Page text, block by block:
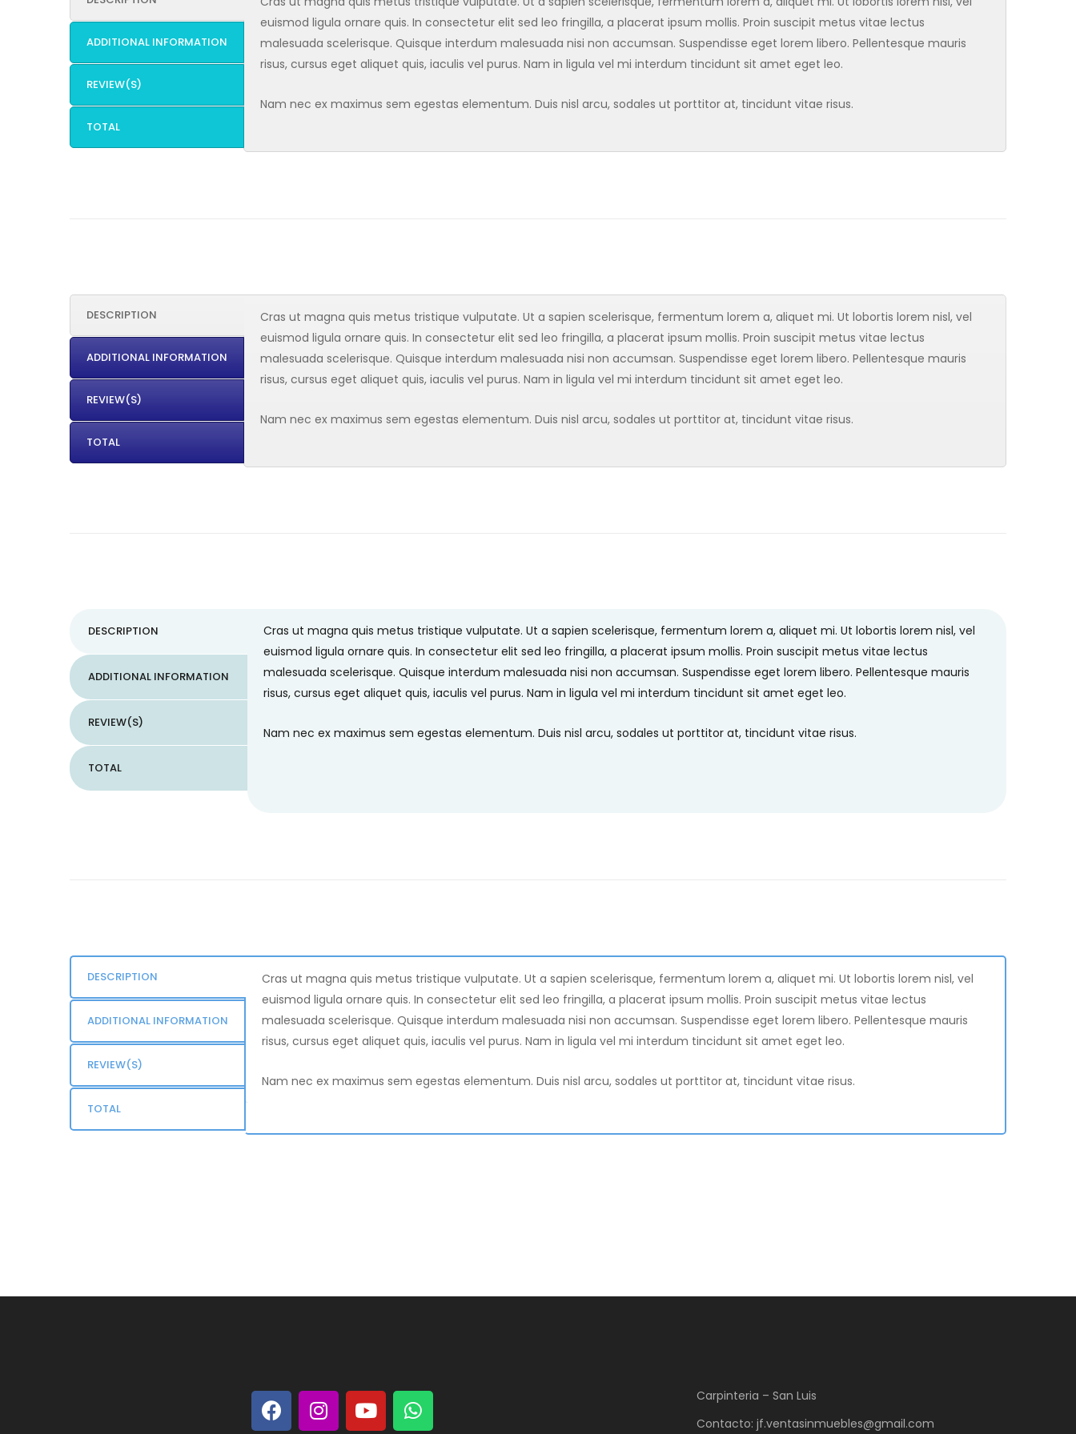
ADDITIONAL INFORMATION
REVIEW(S)
TOTAL
euismod ligula ornare quis. In consectetur elit sed leo fringilla, a placerat ipsum mollis. Proin suscipit metus vitae lectus
malesuada scelerisque. Quisque interdum malesuada nisi non accumsan. Suspendisse eget lorem libero. Pellentesque mauris
risus, cursus eget aliquet quis, iaculis vel purus. Nam in ligula vel mi interdum tincidunt sit amet eget leo.
Nam nec ex maximus sem egestas elementum. Duis nisl arcu, sodales ut porttitor at, tincidunt vitae risus.
DESCRIPTION
ADDITIONAL INFORMATION
REVIEW(S)
TOTAL
Cras ut magna quis metus tristique vulputate. Ut a sapien scelerisque, fermentum lorem a, aliquet mi. Ut lobortis lorem nisl, vel
euismod ligula ornare quis. In consectetur elit sed leo fringilla, a placerat ipsum mollis. Proin suscipit metus vitae lectus
malesuada scelerisque. Quisque interdum malesuada nisi non accumsan. Suspendisse eget lorem libero. Pellentesque mauris
risus, cursus eget aliquet quis, iaculis vel purus. Nam in ligula vel mi interdum tincidunt sit amet eget leo.
Nam nec ex maximus sem egestas elementum. Duis nisl arcu, sodales ut porttitor at, tincidunt vitae risus.
DESCRIPTION
ADDITIONAL INFORMATION
REVIEW(S)
TOTAL
Cras ut magna quis metus tristique vulputate. Ut a sapien scelerisque, fermentum lorem a, aliquet mi. Ut lobortis lorem nisl, vel
euismod ligula ornare quis. In consectetur elit sed leo fringilla, a placerat ipsum mollis. Proin suscipit metus vitae lectus
malesuada scelerisque. Quisque interdum malesuada nisi non accumsan. Suspendisse eget lorem libero. Pellentesque mauris
risus, cursus eget aliquet quis, iaculis vel purus. Nam in ligula vel mi interdum tincidunt sit amet eget leo.
Nam nec ex maximus sem egestas elementum. Duis nisl arcu, sodales ut porttitor at, tincidunt vitae risus.
DESCRIPTION
ADDITIONAL INFORMATION
REVIEW(S)
TOTAL
Cras ut magna quis metus tristique vulputate. Ut a sapien scelerisque, fermentum lorem a, aliquet mi. Ut lobortis lorem nisl, vel
euismod ligula ornare quis. In consectetur elit sed leo fringilla, a placerat ipsum mollis. Proin suscipit metus vitae lectus
malesuada scelerisque. Quisque interdum malesuada nisi non accumsan. Suspendisse eget lorem libero. Pellentesque mauris
risus, cursus eget aliquet quis, iaculis vel purus. Nam in ligula vel mi interdum tincidunt sit amet eget leo.
Nam nec ex maximus sem egestas elementum. Duis nisl arcu, sodales ut porttitor at, tincidunt vitae risus.
Carpinteria – San Luis
Contacto: jf.ventasinmuebles@gmail.com